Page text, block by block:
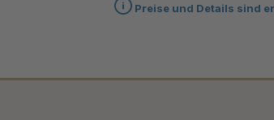
Preise und Details sind